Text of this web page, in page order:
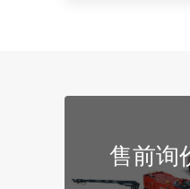
售前询